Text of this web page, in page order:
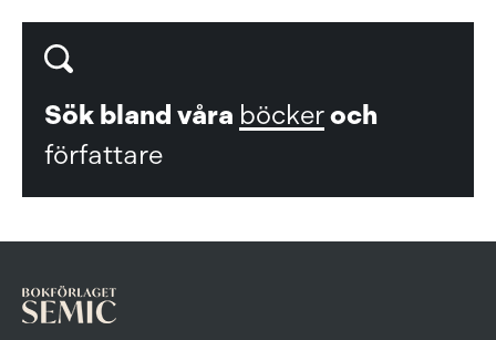
Sök bland våra böckeroch
författare